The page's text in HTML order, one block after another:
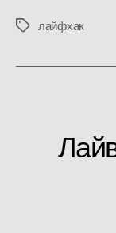
Меткилайфхак